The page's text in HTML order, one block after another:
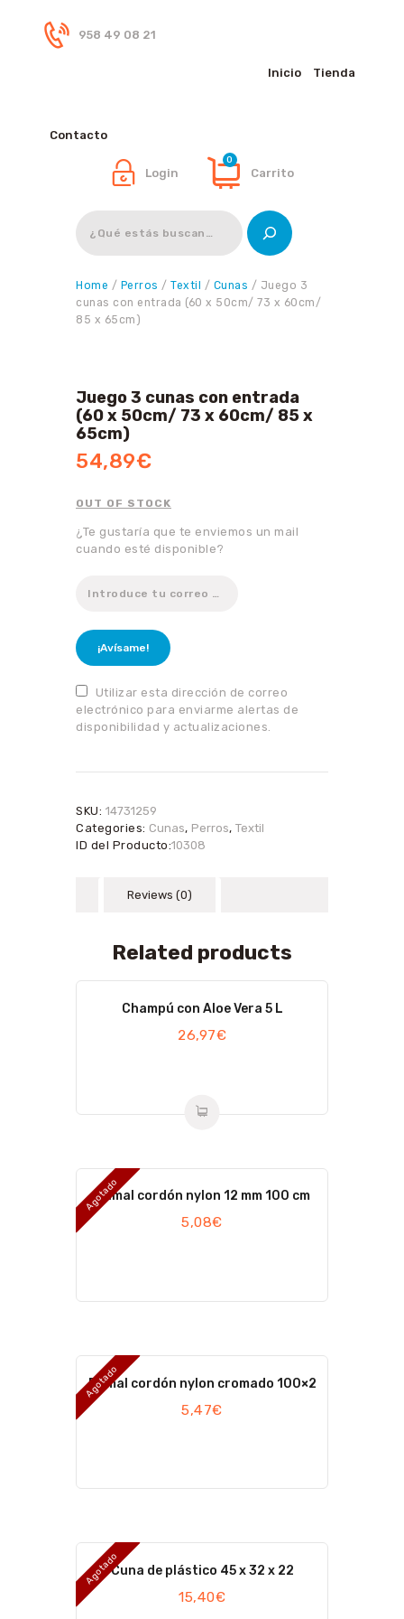
958 49 08 21
Inicio Tienda
Contacto
Login Carrito
0
Tienda
Buscar
Home / Perros / Textil / Cunas / Juego 3
cunas con entrada (60 x 50cm/ 73 x 60cm/
85 x 65cm)
Juego 3 cunas con entrada
(60 x 50cm/ 73 x 60cm/ 85 x
65cm)
54,89€
OUT OF STOCK
¿Te gustaría que te enviemos un mail
cuando esté disponible?
¡Avísame!
Utilizar esta dirección de correo
electrónico para enviarme alertas de
disponibilidad y actualizaciones.
SKU: 14731259
Categories: Cunas, Perros, Textil
ID del Producto:10308
Reviews (0)
Related products
Champú con Aloe Vera 5 L
26,97€
Agotado
Ramal cordón nylon 12 mm 100 cm
5,08€
Agotado
Ramal cordón nylon cromado 100×2
5,47€
AgotadoCuna de plástico 45 x 32 x 22
15,40€